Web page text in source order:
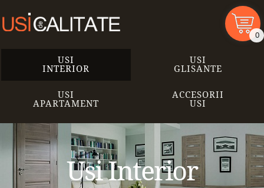
0
USI
INTERIOR
USI
GLISANTE
USI
APARTAMENT
ACCESORII
USI
Usi Interior